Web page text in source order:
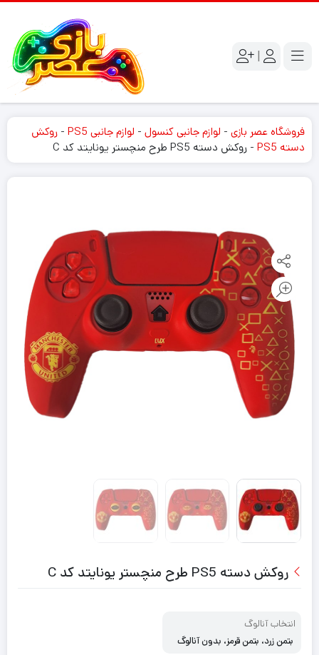
|
فروشگاه عصر بازی - لوازم جانبی کنسول - لوازم جانبی PS5 - روکش
دسته PS5
- روکش دسته PS5 طرح منچستر یونایتد کد C
روکش دسته PS5 طرح منچستر یونایتد کد C
انتخاب آنالوگ
بتمن زرد، بتمن قرمز، بدون آنالوگ